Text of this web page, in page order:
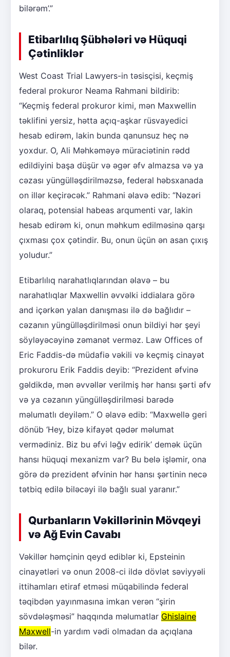
bilərəm’.”
Etibarlılıq Şübhələri və Hüquqi
Çətinliklər
West Coast Trial Lawyers-in təsisçisi, keçmiş
federal prokuror Neama Rahmani bildirib:
“Keçmiş federal prokuror kimi, mən Maxwellin
təklifini yersiz, hətta açıq-aşkar rüsvayedici
hesab edirəm, lakin bunda qanunsuz heç nə
yoxdur. O, Ali Məhkəməyə müraciətinin rədd
edildiyini başa düşür və əgər əfv almazsa və ya
cəzası yüngülləşdirilməzsə, federal həbsxanada
on illər keçirəcək.” Rahmani əlavə edib: “Nəzəri
olaraq, potensial habeas arqumenti var, lakin
hesab edirəm ki, onun məhkum edilməsinə qarşı
çıxması çox çətindir. Bu, onun üçün ən asan çıxış
yoludur.”
Etibarlılıq narahatlıqlarından əlavə – bu
narahatlıqlar Maxwellin əvvəlki iddialara görə
and içərkən yalan danışması ilə də bağlıdır –
cəzanın yüngülləşdirilməsi onun bildiyi hər şeyi
söyləyəcəyinə zəmanət verməz. Law Offices of
Eric Faddis-də müdafiə vəkili və keçmiş cinayət
prokuroru Erik Faddis deyib: “Prezident əfvinə
gəldikdə, mən əvvəllər verilmiş hər hansı şərti əfv
və ya cəzanın yüngülləşdirilməsi barədə
məlumatlı deyiləm.” O əlavə edib: “Maxwellə geri
dönüb ‘Hey, bizə kifayət qədər məlumat
vermədiniz. Biz bu əfvi ləğv edirik’ demək üçün
hansı hüquqi mexanizm var? Bu belə işləmir, ona
görə də prezident əfvinin hər hansı şərtinin necə
tətbiq edilə biləcəyi ilə bağlı sual yaranır.”
Qurbanların Vəkillərinin Mövqeyi
və Ağ Evin Cavabı
Vəkillər həmçinin qeyd ediblər ki, Epsteinin
cinayətləri və onun 2008-ci ildə dövlət səviyyəli
ittihamları etiraf etməsi müqabilində federal
təqibdən yayınmasına imkan verən “şirin
sövdələşməsi” haqqında məlumatlar Ghislaine
Maxwell-in yardım vədi olmadan da açıqlana
bilər.